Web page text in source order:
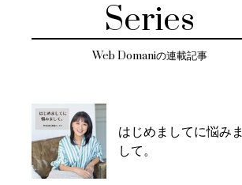
Series
Web Domaniの連載記事
はじめましてに悩みま
して。